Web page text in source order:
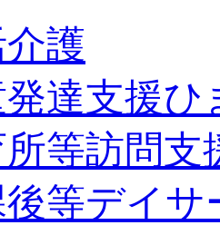
護
発達支援ひ
等訪問支
後等デイサ